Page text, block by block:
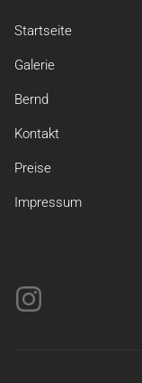
Startseite
Galerie
Bernd
Kontakt
Preise
Impressum